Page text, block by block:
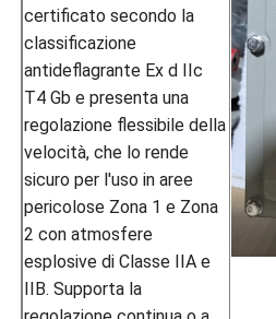
certificato secondo la
classificazione
antideflagrante Ex d IIc
T4 Gb e presenta una
regolazione flessibile della
velocità, che lo rende
sicuro per l'uso in aree
pericolose Zona 1 e Zona
2 con atmosfere
esplosive di Classe IIA e
IIB. Supporta la